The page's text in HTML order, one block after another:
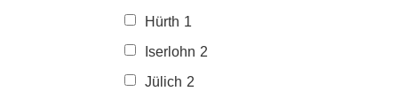
Hürth 1
Iserlohn 2
Jülich 2